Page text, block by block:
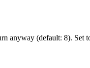
anyway (default: 8). Set